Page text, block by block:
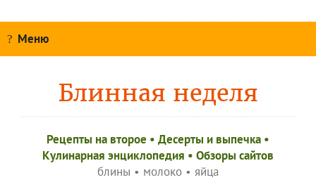
Меню
Блинная неделя
Рецепты на второе • Десерты и выпечка •
Кулинарная энциклопедия • Обзоры сайтов
блины • молоко • яйца